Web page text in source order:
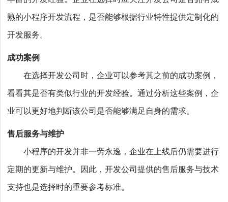
熟的小程序开发流程，是否能够根据行业特性提供定制化的
开发服务。
成功案例
在选择开发公司时，企业可以参考其之前的成功案例，
看看其是否有类似行业的开发经验。通过分析这些案例，企
业可以更好地判断该公司是否能够满足自身的需求。
售后服务与维护
小程序的开发并非一劳永逸，企业在上线后仍需要进行
定期的更新与维护。因此，开发公司提供的售后服务与技术
支持也是选择时的重要参考标准。